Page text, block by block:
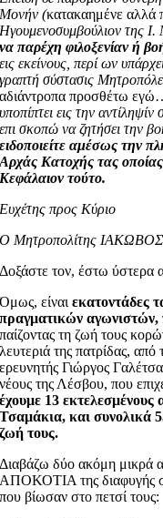
Μονήν (κατακαημένε αλλά
Ηγουμενοσυμβούλιον της
να παρέχη φιλοξενίαν ή
εις εκείνους, περί ων
γραπτή σύστασις
αδιάντροπα προσθέτω
υποπίπτει εις την
επι σκοπώ να ζητήσει την
ειδοποιείτε αμέσως την
Αρχάς Κατοχής τας
Κεφάλαιον τούτο.
Ευχέτης προς Κύριο
Ο Μητροπολίτης
Δοξάστε τον, έστω ύστερα
Όμως, είναιεκατοντάδες
πραγματικών αγωνιστών,
παίζοντας τη ζωή τους
λευτεριά της πατρίδας,
ερευνητής Γιώργος
νέους της Λέσβου, που
έχουμε 13
Τσαμάκια, και συνολικά
ζωή τους.
Διαβάζω δύο ακόμη μικρά
ΑΠΟΚΟΤΙΑ της διαφυγής
που βίωσαν στο πετσί τους: